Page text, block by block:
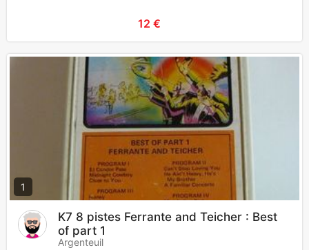
12 €
1
K7 8 pistes Ferrante and Teicher : Best
of part 1
Argenteuil